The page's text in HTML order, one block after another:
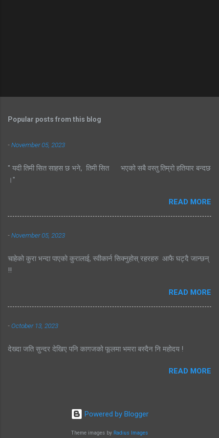
Popular posts from this blog
-November 05, 2023
" यदी तिमी सित साहस छ भने, तिमी सित भएको सबै वस्तु तिम्रो हतियार बन्दछ
।"
READ MORE
-November 05, 2023
चाहेको कुरा भन्दा पाएको कुरालाई, स्वीकार्न सिक्नुहोस् रहरहरु आफै घट्दै जान्छन्
!!
READ MORE
-October 13, 2023
देख्दा जति सुन्दर देखिए पनि कागजको फूलमा भमरा बस्दैन नि महोदय !
READ MORE
Powered by Blogger
Theme images by Radius Images